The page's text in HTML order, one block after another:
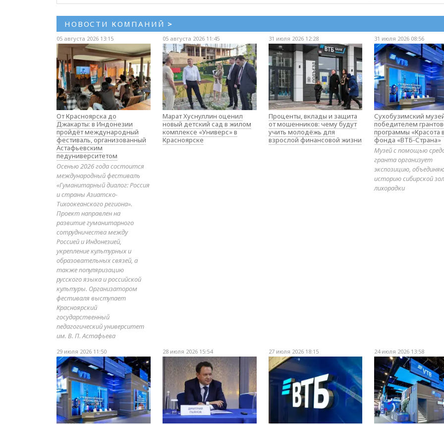
НОВОСТИ КОМПАНИЙ >
05 августа 2026 13:15
От Красноярска до
Джакарты: в Индонезии
пройдёт международный
фестиваль, организованный
Астафьевским
педуниверситетом
Осенью 2026 года состоится
международный фестиваль
«Гуманитарный диалог: Россия
и страны Азиатско-
Тихоокеанского региона».
Проект направлен на
развитие гуманитарного
сотрудничества между
Россией и Индонезией,
укрепление культурных и
образовательных связей, а
также популяризацию
русского языка и российской
культуры. Организатором
фестиваля выступает
Красноярский
государственный
педагогический университет
им. В. П. Астафьева
05 августа 2026 11:45
Марат Хуснуллин оценил
новый детский сад в жилом
комплексе «Универс» в
Красноярске
31 июля 2026 12:28
Проценты, вклады и защита
от мошенников: чему будут
учить молодёжь для
взрослой финансовой жизни
31 июля 2026 08:56
Сухобузимский
победителем
программы «Красота
фонда «ВТБ-Страна»
Музей с помощью
гранта организует
экспозицию,
историю сибирской
лихорадки
29 июля 2026 11:50 28 июля 2026 15:54 27 июля 2026 18:15 24 июля 2026 13:58